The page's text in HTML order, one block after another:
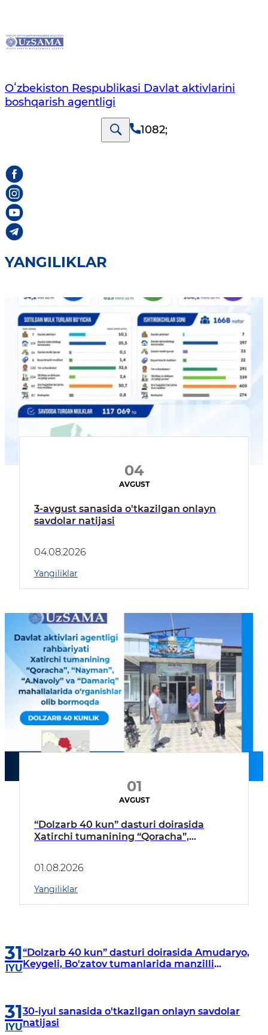
Oʻzbekiston Respublikasi Davlat aktivlarini
boshqarish agentligi
1082;
YANGILIKLAR
04
AVGUST
3-avgust sanasida o'tkazilgan onlayn
savdolar natijasi
04.08.2026
Yangiliklar
01
AVGUST
“Dolzarb 40 kun” dasturi doirasida
Xatirchi tumanining “Qoracha”,
borildi
01.08.2026
Yangiliklar
31
IYU
“Dolzarb 40 kun” dasturi doirasida Amudaryo,
Keygeli, Bo'zatov tumanlarida manzilli
31
IYU
30-iyul sanasida o'tkazilgan onlayn savdolar
natijasi